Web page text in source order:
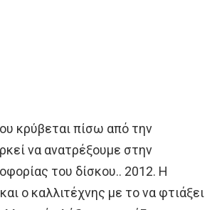
κρύβεται πίσω από την
να ανατρέξουμε στην
του δίσκου.. 2012. Η
ο καλλιτέχνης με το να φτιάξει